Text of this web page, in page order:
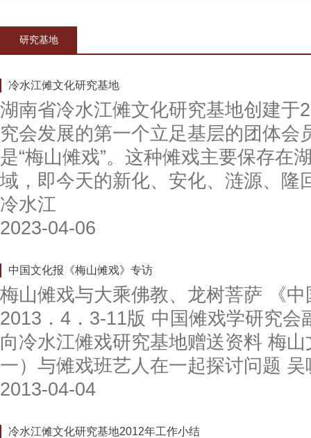
研究基地
冷水江傩文化研究基地
湖南省冷水江傩文化研究基地创建于
究会发展的第一个立足基层的团体会
是“梅山傩戏”。这种傩戏主要保存在
域，即今天的新化、安化、涟源、隆
冷水江
2023-04-06
中国文化报《梅山傩戏》专访
梅山傩戏与大乘佛教、龙树菩萨 《
2013．4．3-11版 中国傩戏学研究会
向冷水江傩戏研究基地赠送资料 梅
一）与傩戏班艺人在一起探讨问题
2013-04-04
冷水江傩文化研究基地2012年工作小结